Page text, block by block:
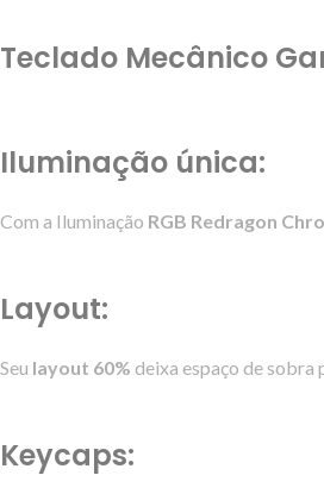
Teclado Mecânico
Iluminação única:
Com a Iluminação RGB Redragon
Layout:
Seu layout 60% deixa espaço de sobra
Keycaps: